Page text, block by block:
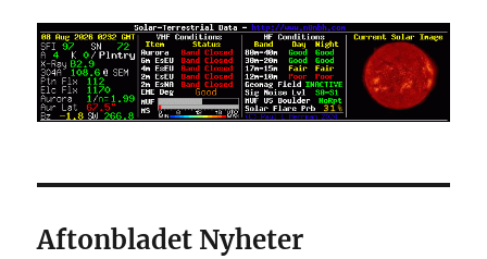
Aftonbladet Nyheter